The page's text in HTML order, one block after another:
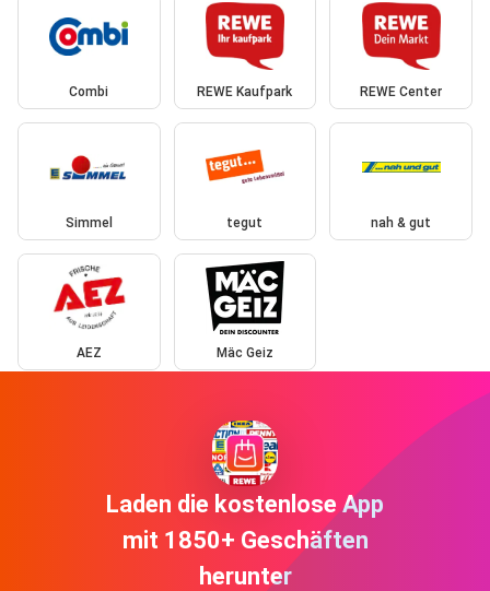
Combi REWE Kaufpark REWE Center
Simmel tegut nah & gut
AEZ Mäc Geiz
Laden die kostenlose App
mit 1850+ Geschäften
herunter